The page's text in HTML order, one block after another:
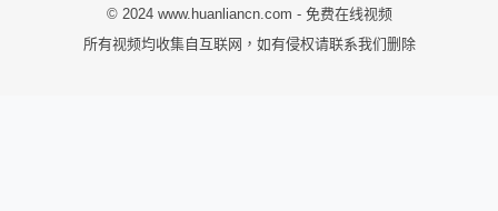
© 2024 www.huanliancn.com - 免费在线视频
所有视频均收集自互联网，如有侵权请联系我们删除